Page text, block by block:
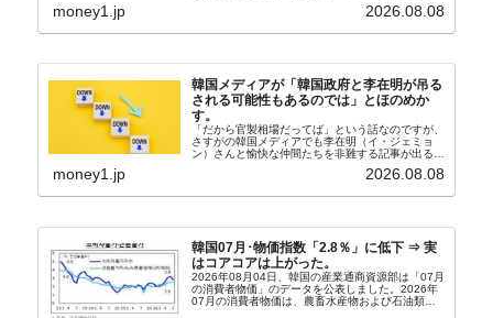
さんと「韓国初の文官上がり」の国防部長官安圭伯
money1.jp 2026.08.08
韓国メディアが「韓国政府と李在明が吊る
される可能性もあるのでは」とほのめか
す。
「だから官製相場だってば」という話なのですが、
さすがの韓国メディアでも李在明（イ・ジェミョ
ン）さんと愉快な仲間たちを非難する記事が出るよ
『朝鮮日報』に面白い記事が出ています。「東西南
money1.jp 2026.08.08
韓国07月･物価指数「2.8％」に低下 ⇒ 実
はコアコアは上がった。
2026年08月04日、韓国の産業通商資源部は「07月
の消費者物価」のデータを公表しました。2026年
07月の消費者物価は、農畜水産物および石油類の